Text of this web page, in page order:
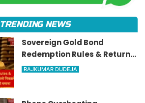
TRENDING NEWS
Sovereign Gold Bond
Redemption Rules & Returns:
सॉवरिन गोल्ड बॉन्ड से समय से
RAJKUMAR DUDEJA